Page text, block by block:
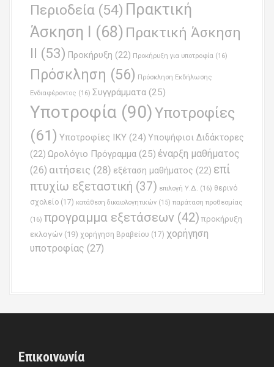
Περιοδεία (54) Πρακτική
Άσκηση Ι
(68) Πρακτική Άσκηση
ΙΙ (53) Προκήρυξη (22) Προκήρυξη για υποτροφία (16)
Πρόσκληση (56) Πρόσκληση Εκδήλωσης
Ενδιαφέροντος (16) Συγγράμματα (25)
Υποτροφία (90)Υποτροφίες
(61) Υποτροφίες ΙΚΥ (24) Υποψήφιοι Διδάκτορες
(22) Ωρολόγιο Πρόγραμμα (25) έναρξη μαθήματος
(26) αιτήσεις (28) εξέταση μαθήματος (22) επί
πτυχίω εξεταστική (37) επιλογή Υ.Δ. (16) θερινό
σχολείο (17) κατάθεση δικαιολογητικών (15) παράταση προθεσμίας
(16) προγραμμα εξετάσεων (42) προκήρυξη
εκλογών (19) χορήγηση Βραβείου (17) χορήγηση
υποτροφίας (27)
Επικοινωνία